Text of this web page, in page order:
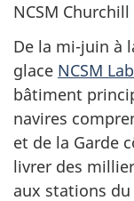
NCSM Churchill
De la mi-juin à
glace NCSM
bâtiment
navires
et de la Garde
livrer des
aux stations du